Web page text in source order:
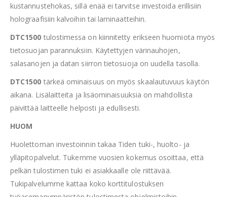
kustannustehokas, sillä enää ei tarvitse investoida erillisiin
holograafisiin kalvoihin tai laminaatteihin.
DTC1500 tulostimessa on kiinnitetty erikseen huomiota myös
tietosuojan parannuksiin. Käytettyjen värinauhojen,
salasanojen ja datan siirron tietosuoja on uudella tasolla.
DTC1500 tärkeä ominaisuus on myös skaalautuvuus käytön
aikana. Lisälaitteita ja lisäominaisuuksia on mahdollista
päivittää laitteelle helposti ja edullisesti.
HUOM
Huolettoman investoinnin takaa Tiden tuki-, huolto- ja
ylläpitopalvelut. Tukemme vuosien kokemus osoittaa, että
pelkän tulostimen tuki ei asiakkaalle ole riittävää.
Tukipalvelumme kattaa koko korttitulostuksen